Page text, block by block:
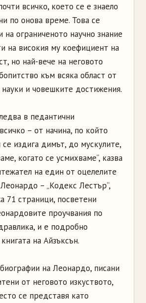
всичко, което се е знаело
по онова време. Това се
на ограниченото научно знание
на високия му коефициент на
но най-вече на неговото
към всяка област от
и човешките достижения.
в педантични
– от начина, по който
издига димът, до мускулите,
когато се усмихваме“, казва
на един от оцелелите
– „Кодекс Лестър“,
71 страници, посветени
проучвания по
и е подробно
на Айзъксън.
на Леонардо, писани
от неговото изкуството,
се представя като